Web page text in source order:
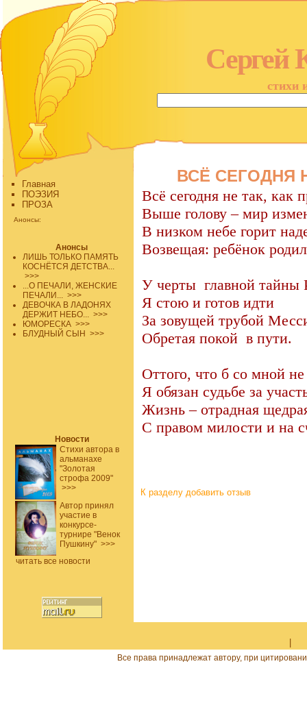
Сергей
стихи
Главная
ПОЭЗИЯ
ПРОЗА
Анонсы:
Анонсы
ЛИШЬ ТОЛЬКО ПАМЯТЬ
КОСНЁТСЯ ДЕТСТВА...
>>>
...О ПЕЧАЛИ, ЖЕНСКИЕ
ПЕЧАЛИ... >>>
ДЕВОЧКА В ЛАДОНЯХ
ДЕРЖИТ НЕБО... >>>
ЮМОРЕСКА >>>
БЛУДНЫЙ СЫН >>>
Новости
Стихи автора в
альманахе
"Золотая
строфа 2009"
>>>
Автор принял
участие в
конкурсе-
турнире "Венок
Пушкину" >>>
читать все новости
ВСЁ СЕГОДНЯ
Всё сегодня не так, как
Выше голову – мир
В низком небе горит
Возвещая: ребёнок
У черты главной тайны
Я стою и готов идти
За зовущей трубой
Обретая покой в пути.
Оттого, что б со мной
Я обязан судьбе за
Жизнь – отрадная
С правом милости и на
К разделу добавить отзыв
Все права принадлежат автору, при